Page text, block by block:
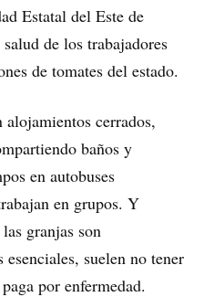
Estatal del Este de
de los trabajadores
de tomates del estado.
cerrados,
baños y
en autobuses
en grupos. Y
granjas son
esenciales, suelen no tener
por enfermedad.